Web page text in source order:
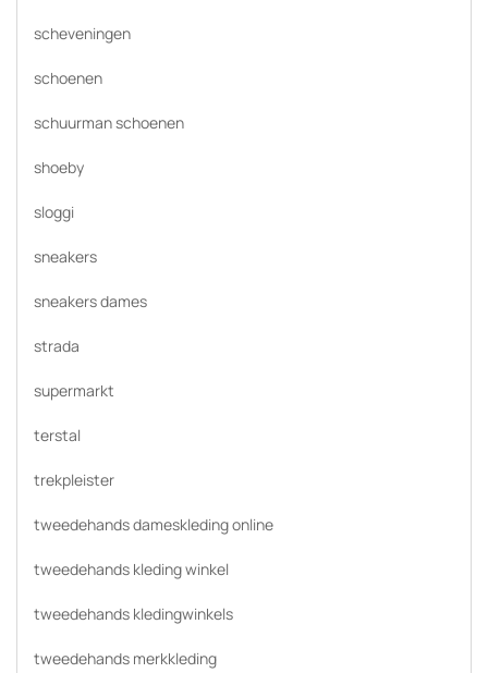
scheveningen
schoenen
schuurman schoenen
shoeby
sloggi
sneakers
sneakers dames
strada
supermarkt
terstal
trekpleister
tweedehands dameskleding online
tweedehands kleding winkel
tweedehands kledingwinkels
tweedehands merkkleding